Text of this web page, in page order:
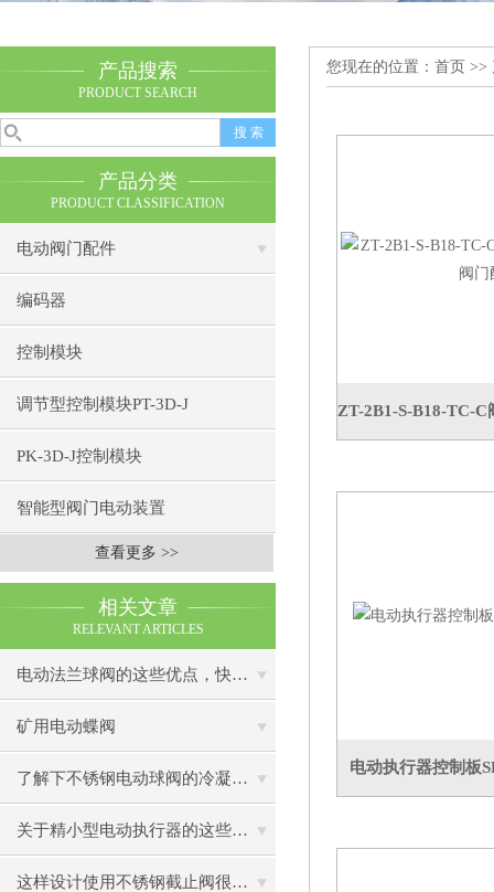
产品搜索
PRODUCT SEARCH
产品分类
PRODUCT CLASSIFICATION
电动阀门配件
编码器
控制模块
调节型控制模块PT-3D-J
PK-3D-J控制模块
智能型阀门电动装置
查看更多 >>
相关文章
RELEVANT ARTICLES
电动法兰球阀的这些优点，快来看看吧
矿用电动蝶阀
了解下不锈钢电动球阀的冷凝压力
关于精小型电动执行器的这些小知识，快来了解吧！
这样设计使用不锈钢截止阀很有用
您现在的位置： 首页 >>
电动执行器控制板